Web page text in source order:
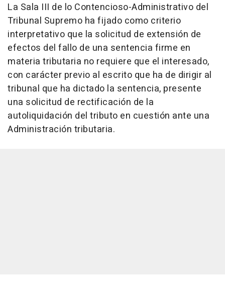
La Sala III de lo Contencioso-Administrativo del
Tribunal Supremo ha fijado como criterio
interpretativo que la solicitud de extensión de
efectos del fallo de una sentencia firme en
materia tributaria no requiere que el interesado,
con carácter previo al escrito que ha de dirigir al
tribunal que ha dictado la sentencia, presente
una solicitud de rectificación de la
autoliquidación del tributo en cuestión ante una
Administración tributaria.